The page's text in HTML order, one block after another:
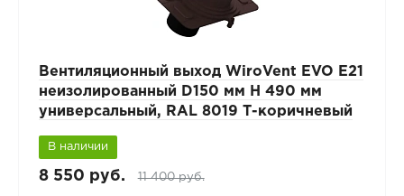
Вентиляционный выход WiroVent EVO E21
неизолированный D150 мм Н 490 мм
универсальный, RAL 8019 Т-коричневый
В наличии
8 550 руб. 11 400 руб.